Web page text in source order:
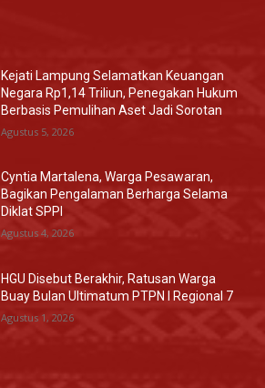
Kejati Lampung Selamatkan Keuangan
Negara Rp1,14 Triliun, Penegakan Hukum
Berbasis Pemulihan Aset Jadi Sorotan
Agustus 5, 2026
Cyntia Martalena, Warga Pesawaran,
Bagikan Pengalaman Berharga Selama
Diklat SPPI
Agustus 4, 2026
HGU Disebut Berakhir, Ratusan Warga
Buay Bulan Ultimatum PTPN I Regional 7
Agustus 1, 2026